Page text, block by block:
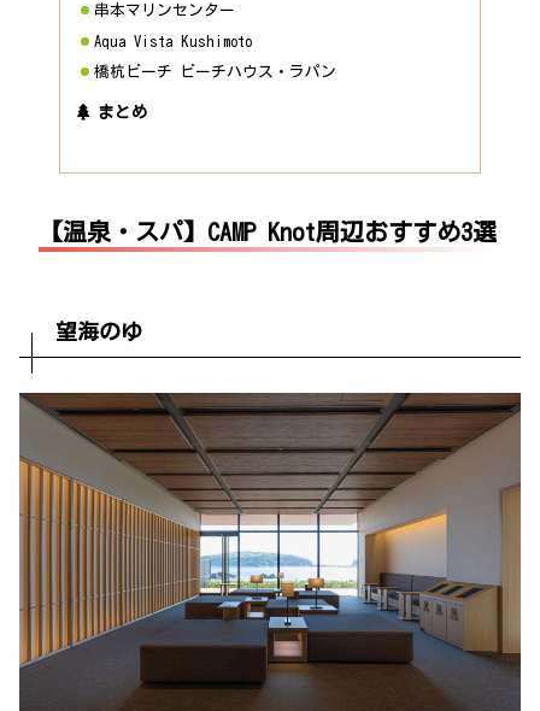
串本マリンセンター
Aqua Vista Kushimoto
橋杭ビーチ ビーチハウス・ラパン
まとめ
【温泉・スパ】CAMP Knot周辺おすすめ3選
望海のゆ